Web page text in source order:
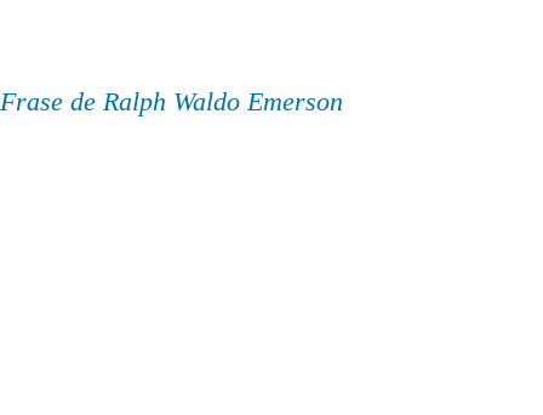
Frase de Ralph Waldo Emerson